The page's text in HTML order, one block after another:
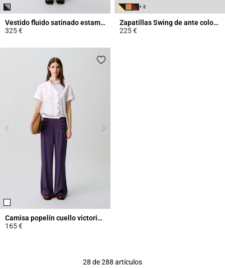
Vestido fluido satinado estampado
325 €
+ 8
Zapatillas Swing de ante color arena
225 €
Camisa popelín cuello victoriano
165 €
28 de 288 artículos